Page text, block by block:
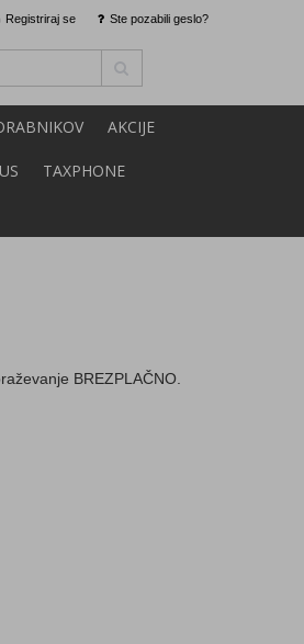
Registriraj se Ste pozabili geslo?
AKCIJE
TAXPHONE
BREZPLAČNO.